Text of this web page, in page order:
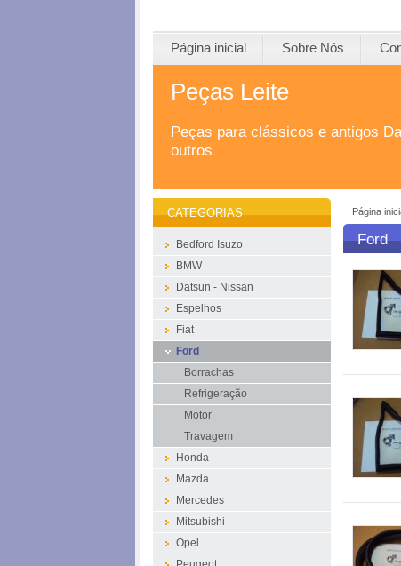
Página inicial Sobre Nós
Peças Leite
Peças para clássicos e antigos
outros
Página
Ford
CATEGORIAS
Bedford Isuzo
BMW
Datsun - Nissan
Espelhos
Fiat
Ford
Borrachas
Refrigeração
Motor
Travagem
Honda
Mazda
Mercedes
Mitsubishi
Opel